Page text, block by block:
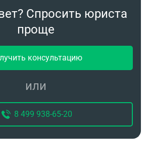
Спросить юриста
проще
консультацию
или
8 499 938-65-20